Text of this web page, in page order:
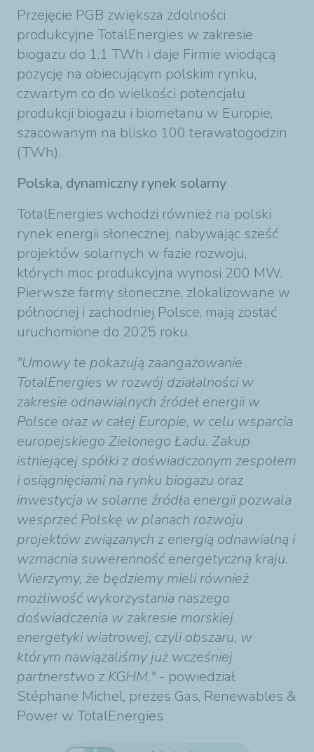
Przejęcie PGB zwiększa zdolności
produkcyjne TotalEnergies w zakresie
biogazu do 1,1 TWh i daje Firmie wiodącą
pozycję na obiecującym polskim rynku,
czwartym co do wielkości potencjału
produkcji biogazu i biometanu w Europie,
szacowanym na blisko 100 terawatogodzin
(TWh).
Polska, dynamiczny rynek solarny
TotalEnergies wchodzi również na polski
rynek energii słonecznej, nabywając sześć
projektów solarnych w fazie rozwoju,
których moc produkcyjna wynosi 200 MW.
Pierwsze farmy słoneczne, zlokalizowane w
północnej i zachodniej Polsce, mają zostać
uruchomione do 2025 roku.
"Umowy te pokazują zaangażowanie
TotalEnergies w rozwój działalności w
zakresie odnawialnych źródeł energii w
Polsce oraz w całej Europie, w celu wsparcia
europejskiego Zielonego Ładu. Zakup
istniejącej spółki z doświadczonym zespołem
i osiągnięciami na rynku biogazu oraz
inwestycja w solarne źródła energii pozwala
wesprzeć Polskę w planach rozwoju
projektów związanych z energią odnawialną i
wzmacnia suwerenność energetyczną kraju.
Wierzymy, że będziemy mieli również
możliwość wykorzystania naszego
doświadczenia w zakresie morskiej
energetyki wiatrowej, czyli obszaru, w
którym nawiązaliśmy już wcześniej
partnerstwo z KGHM." - powiedział
Stéphane Michel, prezes Gas, Renewables &
Power w TotalEnergies